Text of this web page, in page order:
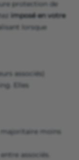
protection de
imposé en votre
lorsque
associés)
Elles
moins
associés.